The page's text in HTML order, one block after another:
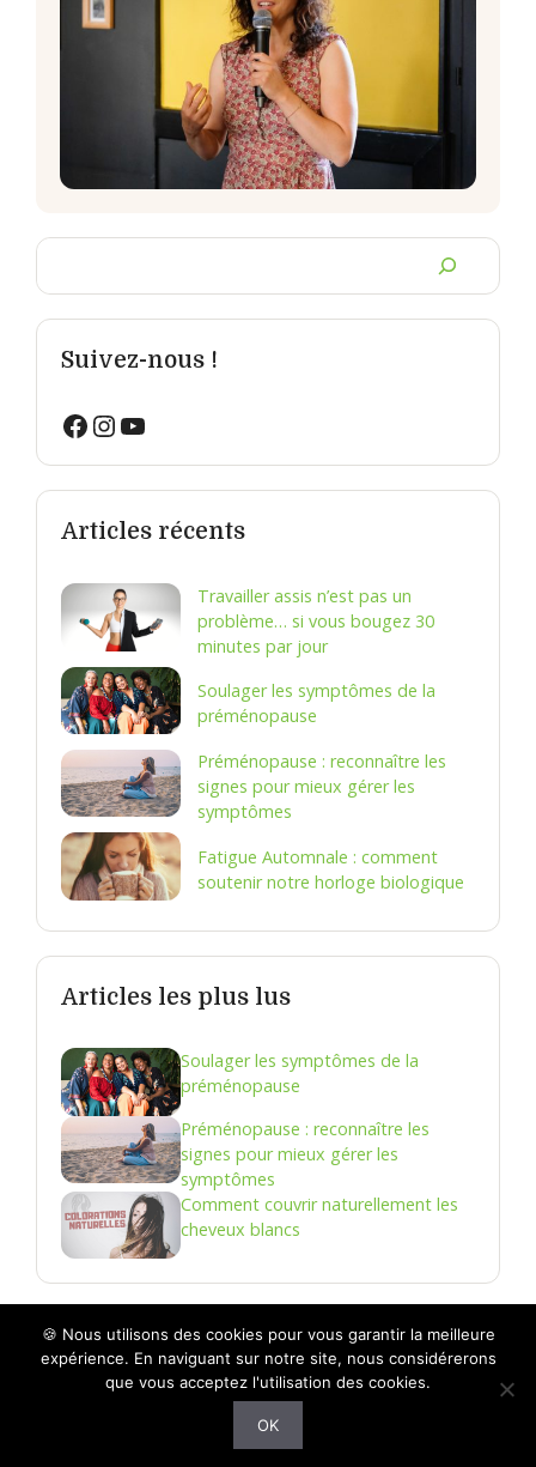
Chercher
un
Suivez-nous !
Facebook
Instagram
YouTube
Articles récents
Travailler assis n’est pas un
problème… si vous bougez 30
minutes par jour
Soulager les symptômes de la
préménopause
Préménopause : reconnaître les
signes pour mieux gérer les
symptômes
Fatigue Automnale : comment
soutenir notre horloge biologique
Articles les plus lus
Soulager les symptômes de la
préménopause
Préménopause : reconnaître les
signes pour mieux gérer les
symptômes
Comment couvrir naturellement les
cheveux blancs
NOTRE MISSION MENTIONS LÉGALES
PLAN DU
SITE
POLITIQUE DE CONFIDENTIALITÉ CONTACT
© 2026 Santez vous bien !
🍪 Nous utilisons des cookies pour vous garantir la meilleure
expérience. En naviguant sur notre site, nous considérerons
que vous acceptez l'utilisation des cookies.
OK